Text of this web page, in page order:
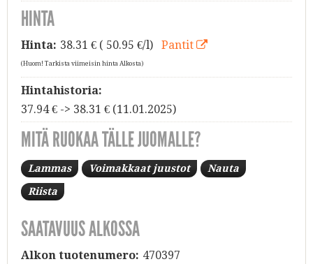
HINTA
Hinta: 38.31 € ( 50.95 €/l) Pantit
(Huom! Tarkista viimeisin hinta Alkosta)
Hintahistoria:
37.94 € -> 38.31 € (11.01.2025)
MITÄ RUOKAA TÄLLE JUOMALLE?
Lammas Voimakkaat juustot Nauta
Riista
SAATAVUUS ALKOSSA
Alkon tuotenumero: 470397